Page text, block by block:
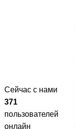
Сейчас с нами
371
пользователей
онлайн